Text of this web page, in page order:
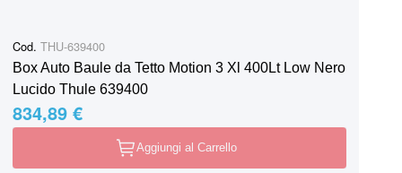
Cod. THU-639400
Box Auto Baule da Tetto Motion 3 Xl 400Lt Low Nero
Lucido Thule 639400
834,89 €
Aggiungi al Carrello